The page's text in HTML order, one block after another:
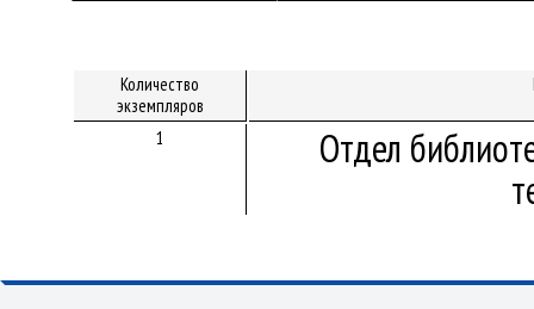
Количество
экземпляров
1
Отдел